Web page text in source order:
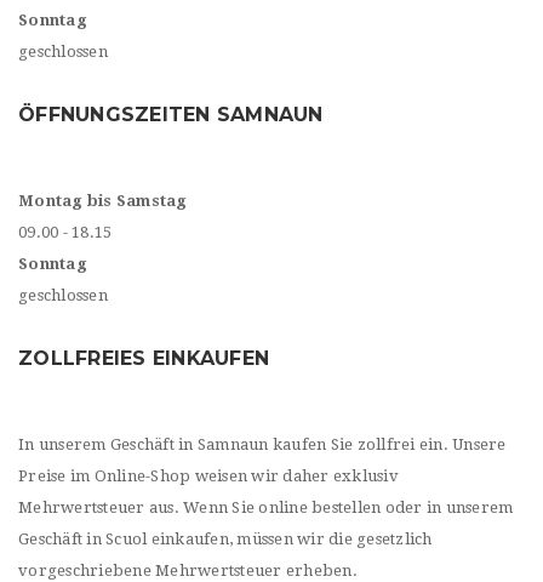
Sonntag
geschlossen
ÖFFNUNGSZEITEN SAMNAUN
Montag bis Samstag
09.00 - 18.15
Sonntag
geschlossen
ZOLLFREIES EINKAUFEN
In unserem Geschäft in Samnaun kaufen Sie zollfrei ein. Unsere
Preise im Online-Shop weisen wir daher exklusiv
Mehrwertsteuer aus. Wenn Sie online bestellen oder in unserem
Geschäft in Scuol einkaufen, müssen wir die gesetzlich
vorgeschriebene Mehrwertsteuer erheben.